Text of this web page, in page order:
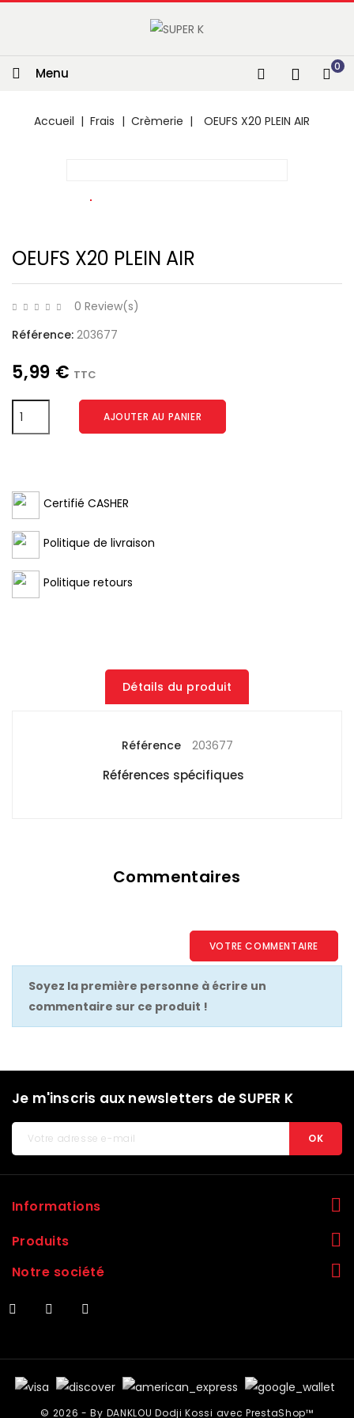
Menu 0
Accueil Frais Crèmerie OEUFS X20 PLEIN AIR
OEUFS X20 PLEIN AIR
0 Review(s)
Référence: 203677
5,99 € TTC
AJOUTER AU PANIER
Certifié CASHER
Politique de livraison
Politique retours
Détails du produit
Référence 203677
Références spécifiques
Commentaires
VOTRE COMMENTAIRE
Soyez la première personne à écrire un
commentaire sur ce produit !
Je m'inscris aux newsletters de SUPER K
Informations
Produits
Notre société
© 2026 - By DANKLOU Dodji Kossi avec PrestaShop™